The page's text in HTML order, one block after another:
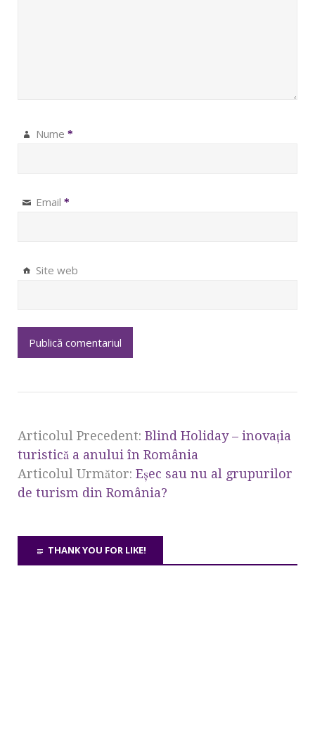
Nume *
Email *
Site web
Articolul Precedent: Blind Holiday – inovaţia
turistică a anului în România
Articolul Următor: Eşec sau nu al grupurilor
de turism din România?
THANK YOU FOR LIKE!